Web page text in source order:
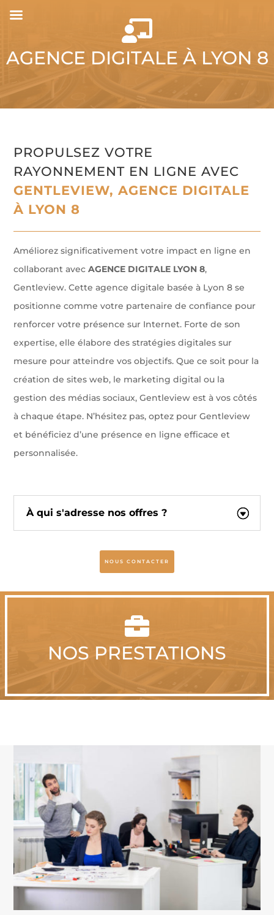

AGENCE DIGITALE À LYON 8
PROPULSEZ VOTRE
RAYONNEMENT EN LIGNE AVEC
GENTLEVIEW, AGENCE DIGITALE
À LYON 8
Améliorez significativement votre impact en ligne en
collaborant avecAGENCE DIGITALE LYON 8,
Gentleview. Cette agence digitale basée à Lyon 8 se
positionne comme votre partenaire de confiance pour
renforcer votre présence sur Internet. Forte de son
expertise, elle élabore des stratégies digitales sur
mesure pour atteindre vos objectifs. Que ce soit pour la
création de sites web, le marketing digital ou la
gestion des médias sociaux, Gentleview est à vos côtés
à chaque étape. N’hésitez pas, optez pour Gentleview
et bénéficiez d’une présence en ligne efficace et
personnalisée.
À qui s'adresse nos offres ?
NOUS CONTACTER

NOS PRESTATIONS